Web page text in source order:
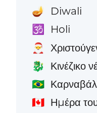
🪔 Diwali
🕉️ Holi
🎅
🐉 Κινέζικο
🇧🇷
🇨🇦 Ημέρα